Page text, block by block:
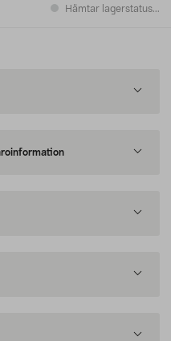
Hämtar lagerstatus...